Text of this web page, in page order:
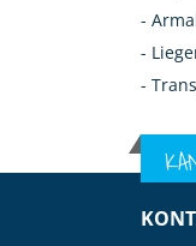
-
-
-